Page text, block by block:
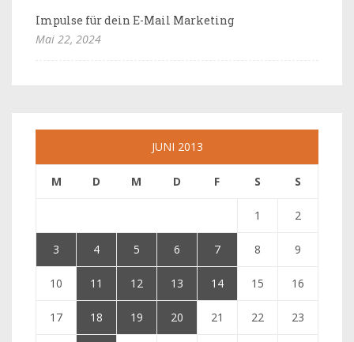
Impulse für dein E-Mail Marketing
Mai 22, 2024
JUNI 2013
M D M D F S S
1 2
3 4 5 6 7 8 9
10 11 12 13 14 15 16
17 18 19 20 21 22 23